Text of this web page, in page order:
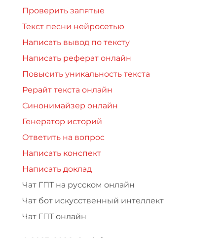
Проверить запятые
Текст песни нейросетью
Написать вывод по тексту
Написать реферат онлайн
Повысить уникальность текста
Рерайт текста онлайн
Синонимайзер онлайн
Генератор историй
Ответить на вопрос
Написать конспект
Написать доклад
Чат ГПТ на русском онлайн
Чат бот искусственный интеллект
Чат ГПТ онлайн